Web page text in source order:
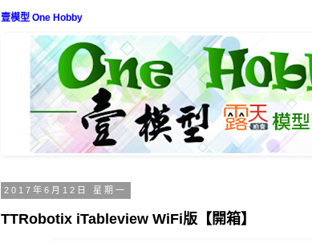
壹模型 One Hobby
2017年6月12日 星期一
TTRobotix iTableview WiFi版【開箱】